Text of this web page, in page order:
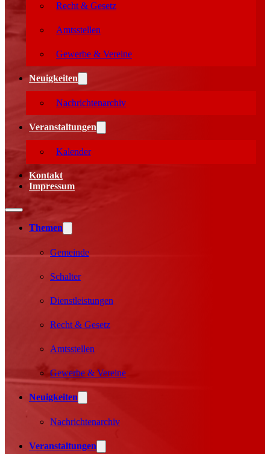
Recht & Gesetz
Amtsstellen
Gewerbe & Vereine
Neuigkeiten
Nachrichtenarchiv
Veranstaltungen
Kalender
Kontakt
Impressum
Themen
Gemeinde
Schalter
Dienstleistungen
Recht & Gesetz
Amtsstellen
Gewerbe & Vereine
Neuigkeiten
Nachrichtenarchiv
Veranstaltungen